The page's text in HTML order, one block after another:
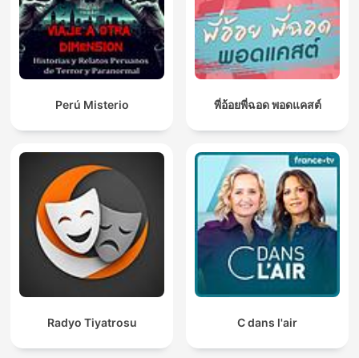
Perú Misterio พี่อ้อยพี่ฉอด พอดแคสต์
Radyo Tiyatrosu C dans l'air